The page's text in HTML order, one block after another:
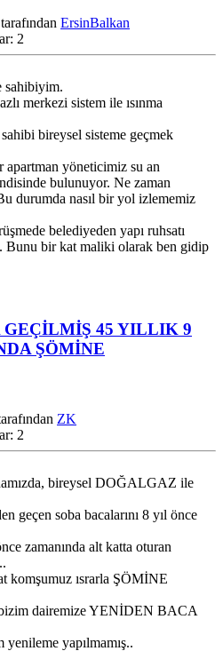
ErsinBalkan
2
sahibiyim.
merkezi sistem ile ısınma
bireysel sisteme geçmek
yöneticimiz su an
bulunuyor. Ne zaman
durumda nasıl bir yol izlememiz
belediyeden yapı ruhsatı
Bunu bir kat maliki olarak ben gidip
GEÇİLMİŞ 45 YILLIK 9
ŞÖMİNE
ZK
2
bireysel DOĞALGAZ ile
geçen soba bacalarını 8 yıl önce
zamanında alt katta oturan
komşumuz ısrarla ŞÖMİNE
dairemize YENİDEN BACA
yenileme yapılmamış..